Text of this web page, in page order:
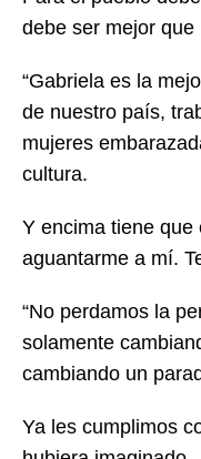
debe ser mejor que
“Gabriela es la
de nuestro país,
mujeres
cultura.
Y encima tiene que
aguantarme a mí.
“No perdamos la
solamente
cambiando un
Ya les cumplimos